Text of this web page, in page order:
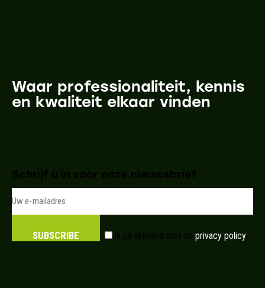
Waar professionaliteit, kennis
en kwaliteit elkaar vinden
Schrijf u in voor onze nieuwsbrief
SUBSCRIBE Ik ga akkoord met de privacy policy.